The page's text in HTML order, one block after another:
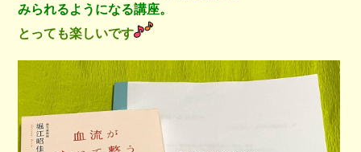
みられるようになる講座。
とっても楽しいです